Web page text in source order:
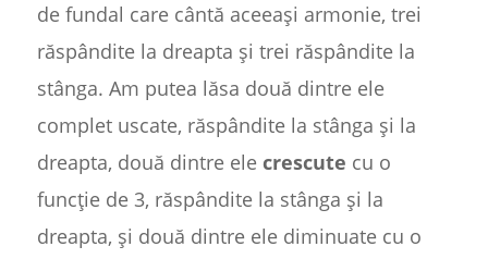
de fundal care cântă aceeași armonie, trei
răspândite la dreapta și trei răspândite la
stânga. Am putea lăsa două dintre ele
complet uscate, răspândite la stânga și la
dreapta, două dintre ele crescute cu o
funcție de 3, răspândite la stânga și la
dreapta, și două dintre ele diminuate cu o